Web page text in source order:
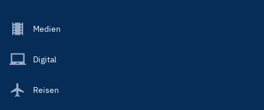
Footer
Main
Medien
Digital
Reisen